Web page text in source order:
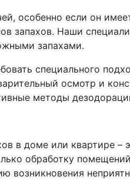
особенно если он
запахов. Наши
запахами.
специального
осмотр и
методы
в доме или квартире
обработку
возникновения